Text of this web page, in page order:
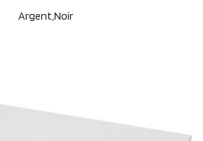
Argent,Noir